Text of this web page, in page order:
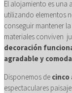
El alojamiento es una
utilizando elementos
conseguir mantener
materiales conviven
decoración
agradable y
Disponemos de
espectaculares